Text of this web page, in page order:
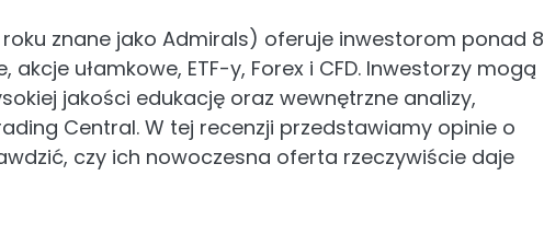
znane jako Admirals) oferuje inwestorom ponad 8
ułamkowe, ETF-y, Forex i CFD. Inwestorzy mogą
jakości edukację oraz wewnętrzne analizy,
Central. W tej recenzji przedstawiamy opinie o
czy ich nowoczesna oferta rzeczywiście daje